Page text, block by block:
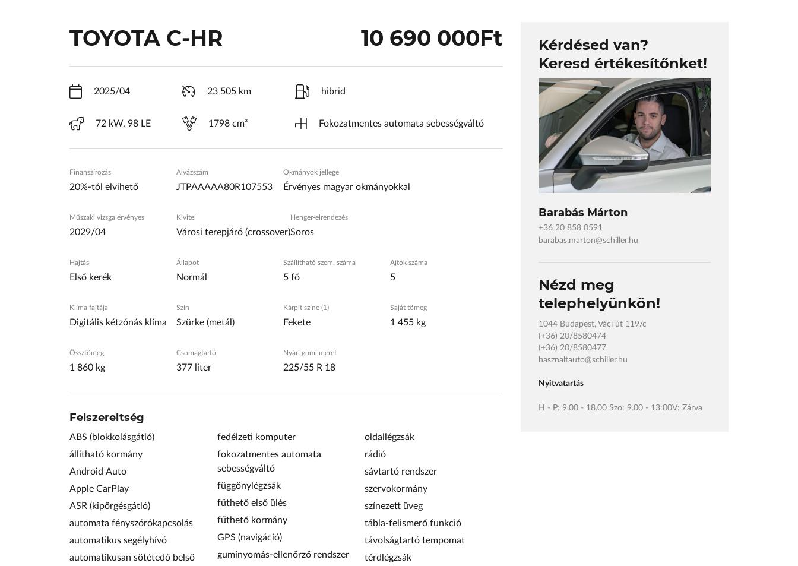
TOYOTA C-HR 10 690 000Ft
2025/04 23 505 km hibrid
72 kW, 98 LE 1798 cm³ Fokozatmentes automata sebességváltó
Finanszírozás
20%-tól elvihető
Alvázszám
JTPAAAAA80R107553
Okmányok jellege
Érvényes magyar okmányokkal
Műszaki vizsga érvényes
2029/04
Kivitel
Városi terepjáró (crossover)
Henger-elrendezés
Soros
Hajtás
Első kerék
Állapot
Normál
Szállítható szem. száma
5 fő
Ajtók száma
5
Klíma fajtája
Digitális kétzónás klíma
Szín
Szürke (metál)
Kárpit színe (1)
Fekete
Saját tömeg
1 455 kg
Össztömeg
1 860 kg
Csomagtartó
377 liter
Nyári gumi méret
225/55 R 18
Felszereltség
ABS (blokkolásgátló)
állítható kormány
Android Auto
Apple CarPlay
ASR (kipörgésgátló)
automata fényszórókapcsolás
automatikus segélyhívó
automatikusan sötétedő belső
fedélzeti komputer
fokozatmentes automata
sebességváltó
függönylégzsák
fűthető első ülés
fűthető kormány
GPS (navigáció)
guminyomás-ellenőrző rendszer
oldallégzsák
rádió
sávtartó rendszer
szervokormány
színezett üveg
tábla-felismerő funkció
távolságtartó tempomat
térdlégzsák
Kérdésed van?
Keresd értékesítőnket!
Barabás Márton
+36 20 858 0591
barabas.marton@schiller.hu
Nézd meg
telephelyünkön!
1044 Budapest, Váci út 119/c
(+36) 20/8580474
(+36) 20/8580477
hasznaltauto@schiller.hu
Nyitvatartás
H - P: 9.00 - 18.00 Szo: 9.00 - 13:00V: Zárva